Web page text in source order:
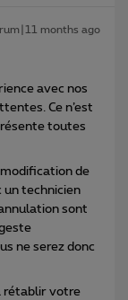
months ago
avec nos
Ce n’est
toutes
modification de
un technicien
sont
ne serez donc
rétablir votre